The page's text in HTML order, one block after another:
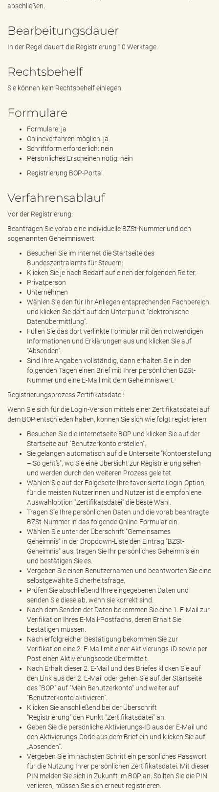
abschließen.
Bearbeitungsdauer
In der Regel dauert die Registrierung 10 Werktage.
Rechtsbehelf
Sie können kein Rechtsbehelf einlegen.
Formulare
Formulare: ja
Onlineverfahren möglich: ja
Schriftform erforderlich: nein
Persönliches Erscheinen nötig: nein
Registrierung BOP-Portal
Verfahrensablauf
Vor der Registrierung:
Beantragen Sie vorab eine individuelle BZSt-Nummer und den
sogenannten Geheimniswert:
Besuchen Sie im Internet die Startseite des
Bundeszentralamts für Steuern:
Klicken Sie je nach Bedarf auf einen der folgenden Reiter:
Privatperson
Unternehmen
Wählen Sie den für Ihr Anliegen entsprechenden Fachbereich
und klicken Sie dort auf den Unterpunkt "elektronische
Datenübermittlung".
Füllen Sie das dort verlinkte Formular mit den notwendigen
Informationen und Erklärungen aus und klicken Sie auf
"Absenden".
Sind Ihre Angaben vollständig, dann erhalten Sie in den
folgenden Tagen einen Brief mit Ihrer persönlichen BZSt-
Nummer und eine E-Mail mit dem Geheimniswert.
Registrierungsprozess Zertifikatsdatei:
Wenn Sie sich für die Login-Version mittels einer Zertifikatsdatei auf
dem BOP entschieden haben, können Sie sich wie folgt registrieren:
Besuchen Sie die Internetseite BOP und klicken Sie auf der
Startseite auf "Benutzerkonto erstellen".
Sie gelangen automatisch auf die Unterseite "Kontoerstellung
– So geht’s", wo Sie eine Übersicht zur Registrierung sehen
und werden durch den weiteren Prozess geleitet.
Wählen Sie auf der Folgeseite Ihre favorisierte Login-Option,
für die meisten Nutzerinnen und Nutzer ist die empfohlene
Auswahloption "Zertifikatsdatei" die beste Wahl.
Tragen Sie Ihre persönlichen Daten und die vorab beantragte
BZSt-Nummer in das folgende Online-Formular ein.
Wählen Sie unter der Überschrift "Gemeinsames
Geheimnis" in der Dropdown-Liste den Eintrag "BZSt-
Geheimnis" aus, tragen Sie Ihr persönliches Geheimnis ein
und bestätigen Sie es.
Vergeben Sie einen Benutzernamen und beantworten Sie eine
selbstgewählte Sicherheitsfrage.
Prüfen Sie abschließend Ihre eingegebenen Daten und
senden Sie diese ab, wenn sie korrekt sind.
Nach dem Senden der Daten bekommen Sie eine 1. E-Mail zur
Verifikation Ihres E-Mail-Postfachs, deren Erhalt Sie
bestätigen müssen.
Nach erfolgreicher Bestätigung bekommen Sie zur
Verifikation eine 2. E-Mail mit einer Aktivierungs-ID sowie per
Post einen Aktivierungscode übermittelt.
Nach Erhalt dieser 2. E-Mail und des Briefes klicken Sie auf
den Link aus der 2. E-Mail oder gehen Sie auf der Startseite
des "BOP" auf "Mein Benutzerkonto" und weiter auf
"Benutzerkonto aktivieren".
Klicken Sie anschließend bei der Überschrift
"Registrierung" den Punkt "Zertifikatsdatei" an.
Geben Sie die persönliche Aktivierungs-ID aus der E-Mail und
den Aktivierungs-Code aus dem Brief ein und klicken Sie auf
„Absenden“.
Vergeben Sie im nächsten Schritt ein persönliches Passwort
für die Nutzung Ihrer persönlichen Zertifikatsdatei. Mit dieser
PIN melden Sie sich in Zukunft im BOP an. Sollten Sie die PIN
verlieren, müssen Sie sich erneut registrieren.